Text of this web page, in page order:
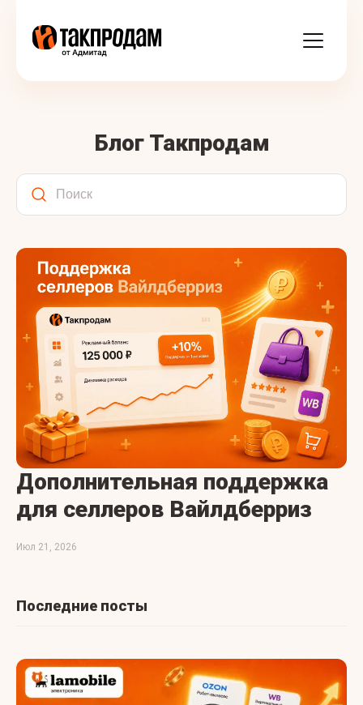
Блог Такпродам
Дополнительная поддержка
для селлеров Вайлдберриз
Июл 21, 2026
Последние посты